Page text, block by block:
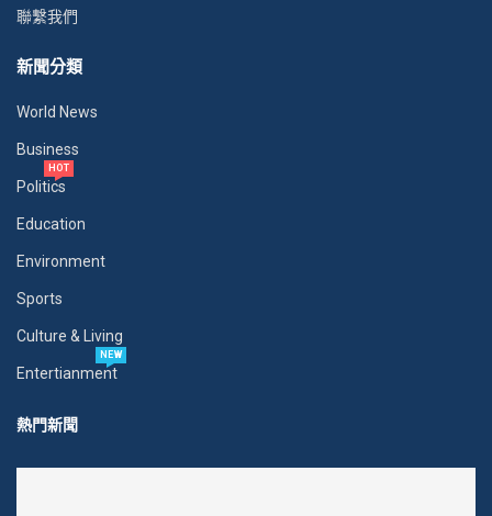
聯繫我們
新聞分類
World News
Business
Politics
HOT
Education
Environment
Sports
Culture & Living
Entertianment
NEW
熱門新聞